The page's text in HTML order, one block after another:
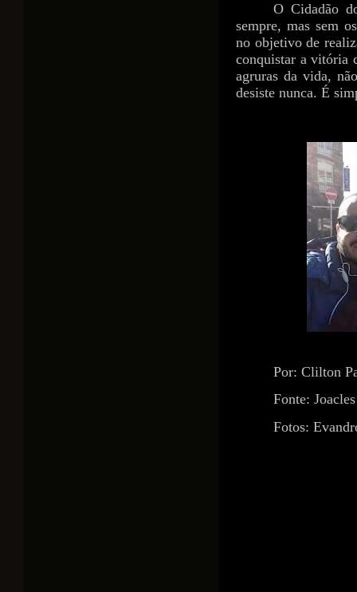
O Cidadão
sempre, mas sem
no objetivo de
conquistar a vitória
agruras da vida,
desiste nunca. É
Por: Clilton
Fonte:
Fotos: